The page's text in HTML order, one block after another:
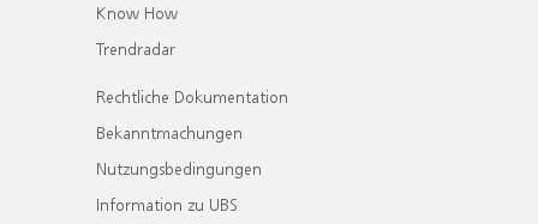
Know How
Trendradar
Rechtliche Dokumentation
Bekanntmachungen
Nutzungsbedingungen
Information zu UBS